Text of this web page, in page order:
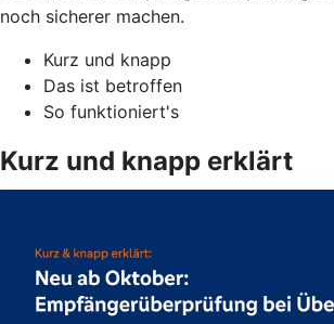
noch sicherer machen.
Kurz und knapp
Das ist betroffen
So funktioniert's
Kurz und knapp erklärt